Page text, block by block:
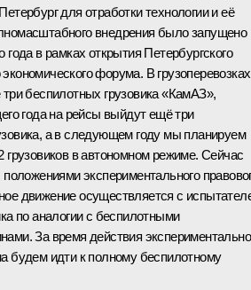
для отработки технологии и её
внедрения было запущено
года в рамках открытия Петербургского
форума. В грузоперевозках
три беспилотных грузовика «КамАЗ»,
года на рейсы выйдут ещё три
а в следующем году мы планируем
грузовиков в автономном режиме. Сейчас
положениями экспериментального
движение осуществляется с
по аналогии с беспилотными
За время действия
будем идти к полному беспилотному